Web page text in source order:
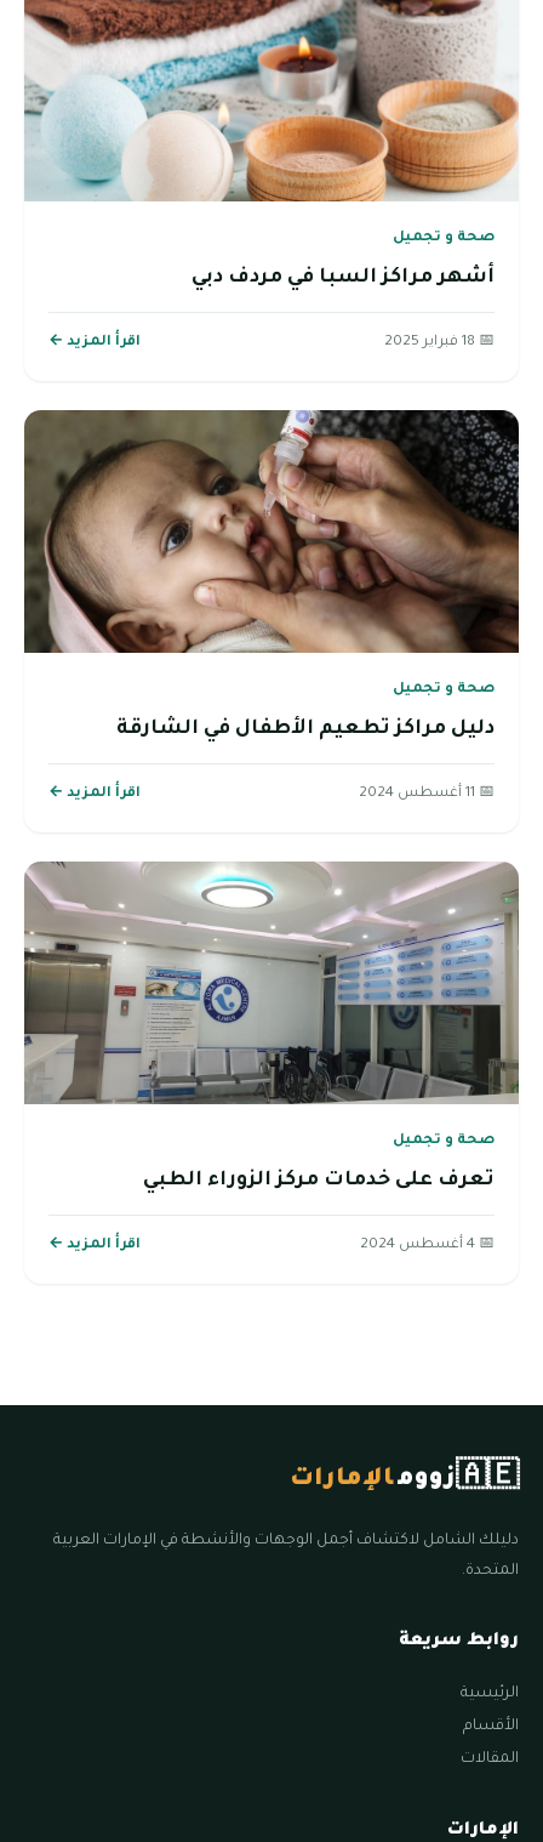
صحة و تجميل
أشهر مراكز السبا في مردف دبي
📅 18 فبراير 2025 اقرأ المزيد ←
صحة و تجميل
دليل مراكز تطعيم الأطفال في الشارقة
📅 11 أغسطس 2024 اقرأ المزيد ←
صحة و تجميل
تعرف على خدمات مركز الزوراء الطبي
📅 4 أغسطس 2024 اقرأ المزيد ←
🇦🇪زوومالإمارات
دليلك الشامل لاكتشاف أجمل الوجهات والأنشطة في الإمارات العربية
المتحدة.
روابط سريعة
الرئيسية
الأقسام
المقالات
الإمارات